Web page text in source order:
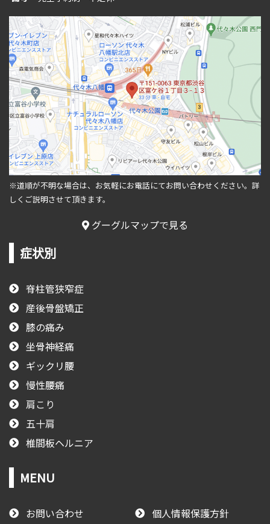
※道順が不明な場合は、お気軽にお電話にてお問い合わせください。 詳
しくご説明させて頂きます。
グーグルマップで見る
症状別
脊柱管狭窄症
産後骨盤矯正
膝の痛み
坐骨神経痛
ギックリ腰
慢性腰痛
肩こり
五十肩
椎間板ヘルニア
MENU
お問い合わせ
個人情報保護方針